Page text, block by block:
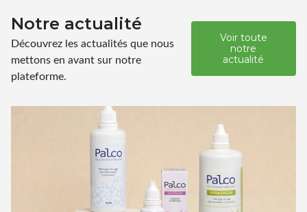
Notre actualité
Découvrez les actualités que nous
mettons en avant sur notre
plateforme.
Voir toute
notre
actualité